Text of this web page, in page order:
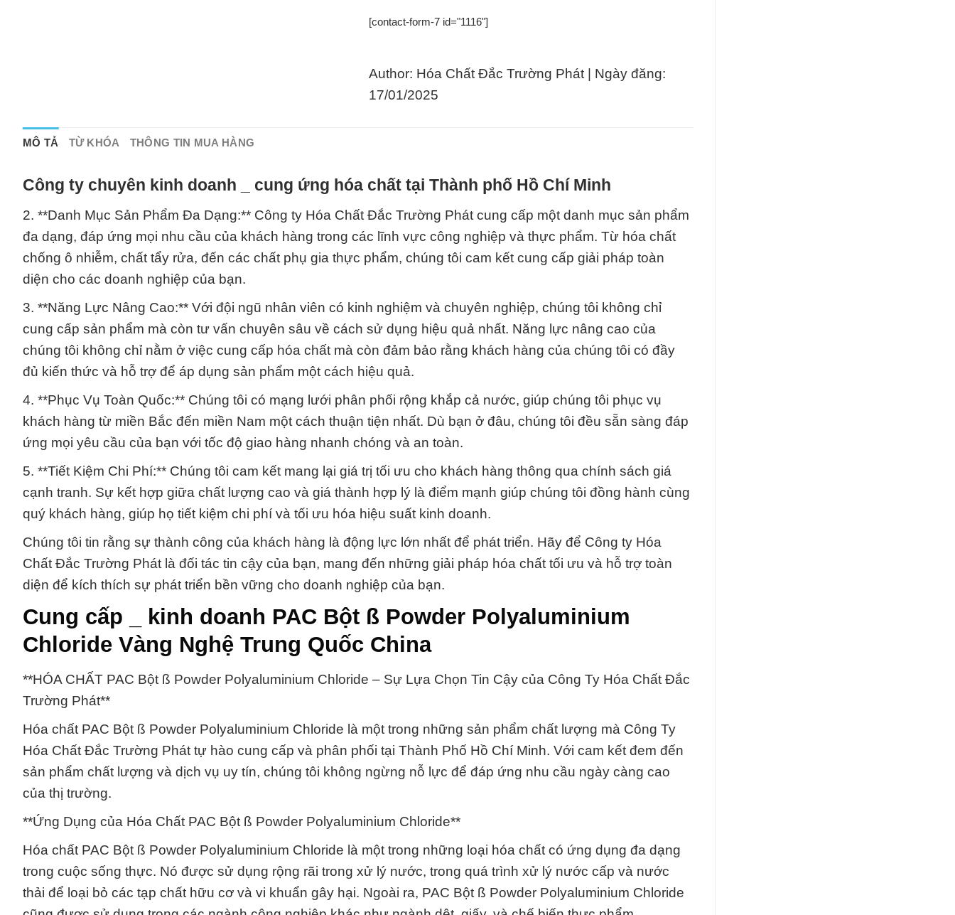
[contact-form-7 id="1116"]
Author: Hóa Chất Đắc Trường Phát | Ngày đăng:
17/01/2025
MÔ TẢ TỪ KHÓA THÔNG TIN MUA HÀNG
Công ty chuyên kinh doanh _ cung ứng hóa chất tại Thành phố Hồ Chí Minh
2. **Danh Mục Sản Phẩm Đa Dạng:** Công ty Hóa Chất Đắc Trường Phát cung cấp một danh mục sản phẩm
đa dạng, đáp ứng mọi nhu cầu của khách hàng trong các lĩnh vực công nghiệp và thực phẩm. Từ hóa chất
chống ô nhiễm, chất tẩy rửa, đến các chất phụ gia thực phẩm, chúng tôi cam kết cung cấp giải pháp toàn
diện cho các doanh nghiệp của bạn.
3. **Năng Lực Nâng Cao:** Với đội ngũ nhân viên có kinh nghiệm và chuyên nghiệp, chúng tôi không chỉ
cung cấp sản phẩm mà còn tư vấn chuyên sâu về cách sử dụng hiệu quả nhất. Năng lực nâng cao của
chúng tôi không chỉ nằm ở việc cung cấp hóa chất mà còn đảm bảo rằng khách hàng của chúng tôi có đầy
đủ kiến thức và hỗ trợ để áp dụng sản phẩm một cách hiệu quả.
4. **Phục Vụ Toàn Quốc:** Chúng tôi có mạng lưới phân phối rộng khắp cả nước, giúp chúng tôi phục vụ
khách hàng từ miền Bắc đến miền Nam một cách thuận tiện nhất. Dù bạn ở đâu, chúng tôi đều sẵn sàng đáp
ứng mọi yêu cầu của bạn với tốc độ giao hàng nhanh chóng và an toàn.
5. **Tiết Kiệm Chi Phí:** Chúng tôi cam kết mang lại giá trị tối ưu cho khách hàng thông qua chính sách giá
cạnh tranh. Sự kết hợp giữa chất lượng cao và giá thành hợp lý là điểm mạnh giúp chúng tôi đồng hành cùng
quý khách hàng, giúp họ tiết kiệm chi phí và tối ưu hóa hiệu suất kinh doanh.
Chúng tôi tin rằng sự thành công của khách hàng là động lực lớn nhất để phát triển. Hãy để Công ty Hóa
Chất Đắc Trường Phát là đối tác tin cậy của bạn, mang đến những giải pháp hóa chất tối ưu và hỗ trợ toàn
diện để kích thích sự phát triển bền vững cho doanh nghiệp của bạn.
Cung cấp _ kinh doanh PAC Bột ß Powder Polyaluminium
Chloride Vàng Nghệ Trung Quốc China
**HÓA CHẤT PAC Bột ß Powder Polyaluminium Chloride – Sự Lựa Chọn Tin Cậy của Công Ty Hóa Chất Đắc
Trường Phát**
Hóa chất PAC Bột ß Powder Polyaluminium Chloride là một trong những sản phẩm chất lượng mà Công Ty
Hóa Chất Đắc Trường Phát tự hào cung cấp và phân phối tại Thành Phố Hồ Chí Minh. Với cam kết đem đến
sản phẩm chất lượng và dịch vụ uy tín, chúng tôi không ngừng nỗ lực để đáp ứng nhu cầu ngày càng cao
của thị trường.
**Ứng Dụng của Hóa Chất PAC Bột ß Powder Polyaluminium Chloride**
Hóa chất PAC Bột ß Powder Polyaluminium Chloride là một trong những loại hóa chất có ứng dụng đa dạng
trong cuộc sống thực. Nó được sử dụng rộng rãi trong xử lý nước, trong quá trình xử lý nước cấp và nước
thải để loại bỏ các tạp chất hữu cơ và vi khuẩn gây hại. Ngoài ra, PAC Bột ß Powder Polyaluminium Chloride